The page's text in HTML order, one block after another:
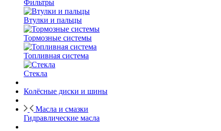
Фильтры
Втулки и пальцы
Тормозные системы
Топливная система
Стекла
Колёсные диски и шины
Масла и смазки
Гидравлические масла